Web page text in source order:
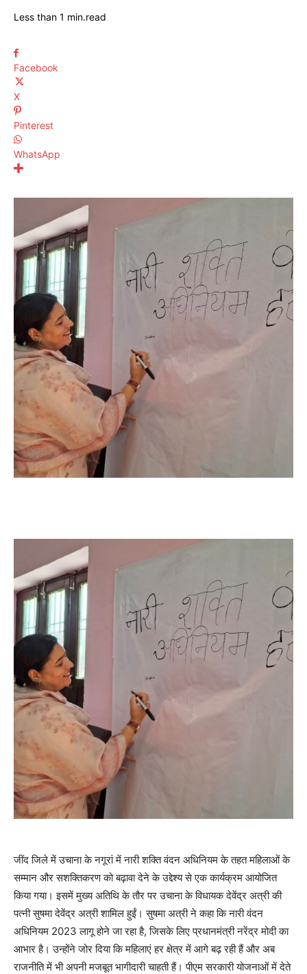
Less than 1 min.read
Facebook
X
Pinterest
WhatsApp
जींद जिले में उचाना के नगूरां में नारी शक्ति वंदन अधिनियम के तहत महिलाओं के
सम्मान और सशक्तिकरण को बढ़ावा देने के उद्देश्य से एक कार्यक्रम आयोजित
किया गया। इसमें मुख्य अतिथि के तौर पर उचाना के विधायक देवेंद्र अत्री की
पत्नी सुषमा देवेंद्र अत्री शामिल हुईं। सुषमा अत्री ने कहा कि नारी वंदन
अधिनियम 2023 लागू होने जा रहा है, जिसके लिए प्रधानमंत्री नरेंद्र मोदी का
आभार है। उन्होंने जोर दिया कि महिलाएं हर क्षेत्र में आगे बढ़ रही हैं और अब
राजनीति में भी अपनी मजबूत भागीदारी चाहती हैं। पीएम सरकारी योजनाओं में देते